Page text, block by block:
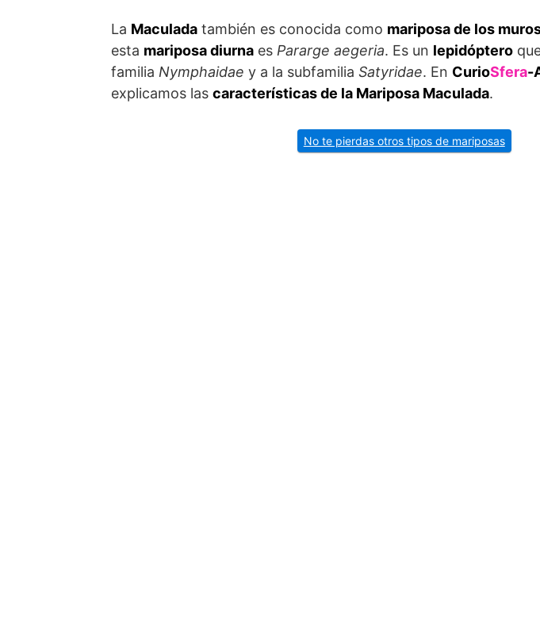
La Maculada también es conocida como mariposa de los
esta mariposa diurna es Pararge aegeria. Es un lepidóptero
familia Nymphaidae y a la subfamilia Satyridae. En CurioSfera-
explicamos las características de la Mariposa Maculada.
No te pierdas otros tipos de mariposas